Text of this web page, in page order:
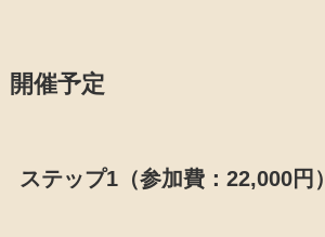
開催予定
ステップ1（参加費：22,000円）